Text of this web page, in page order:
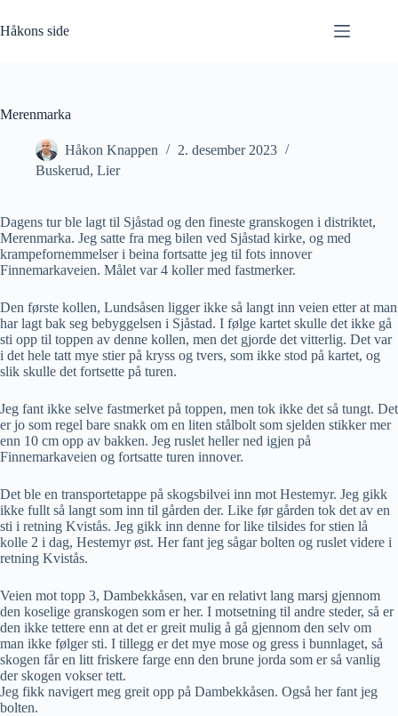
til
innholdet
Håkons side
Merenmarka
Håkon Knappen
2. desember 2023
Buskerud, Lier
Dagens tur ble lagt til Sjåstad og den fineste granskogen i distriktet,
Merenmarka. Jeg satte fra meg bilen ved Sjåstad kirke, og med
krampefornemmelser i beina fortsatte jeg til fots innover
Finnemarkaveien. Målet var 4 koller med fastmerker.
Den første kollen, Lundsåsen ligger ikke så langt inn veien etter at man
har lagt bak seg bebyggelsen i Sjåstad. I følge kartet skulle det ikke gå
sti opp til toppen av denne kollen, men det gjorde det vitterlig. Det var
i det hele tatt mye stier på kryss og tvers, som ikke stod på kartet, og
slik skulle det fortsette på turen.
Jeg fant ikke selve fastmerket på toppen, men tok ikke det så tungt. Det
er jo som regel bare snakk om en liten stålbolt som sjelden stikker mer
enn 10 cm opp av bakken. Jeg ruslet heller ned igjen på
Finnemarkaveien og fortsatte turen innover.
Det ble en transportetappe på skogsbilvei inn mot Hestemyr. Jeg gikk
ikke fullt så langt som inn til gården der. Like før gården tok det av en
sti i retning Kvistås. Jeg gikk inn denne for like tilsides for stien lå
kolle 2 i dag, Hestemyr øst. Her fant jeg sågar bolten og ruslet videre i
retning Kvistås.
Veien mot topp 3, Dambekkåsen, var en relativt lang marsj gjennom
den koselige granskogen som er her. I motsetning til andre steder, så er
den ikke tettere enn at det er greit mulig å gå gjennom den selv om
man ikke følger sti. I tillegg er det mye mose og gress i bunnlaget, så
skogen får en litt friskere farge enn den brune jorda som er så vanlig
der skogen vokser tett.
Jeg fikk navigert meg greit opp på Dambekkåsen. Også her fant jeg
bolten.